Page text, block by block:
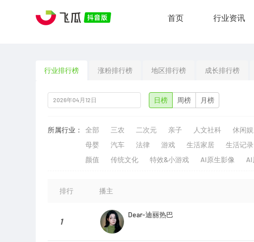
首页 行业资讯
行业排行榜 涨粉排行榜 地区排行榜 成长排行榜
日榜 周榜 月榜
所属行业： 全部 三农 二次元 亲子 人文社科 休闲
母婴
汽车 法律 游戏 生活家居 生活记录
颜值
传统文化 特效&小游戏 AI原生影像
排行 播主
1
Dear-迪丽热巴